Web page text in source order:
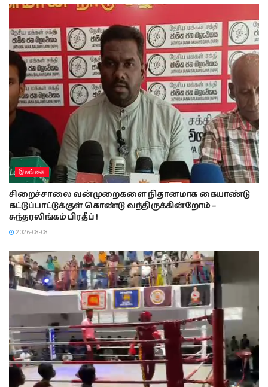
இலங்கை
சிறைச்சாலை வன்முறைகளை நிதானமாக கையாண்டு
கட்டுப்பாட்டுக்குள் கொண்டு வந்திருக்கின்றோம் –
சுந்தரலிங்கம் பிரதீப் !
2026-08-08